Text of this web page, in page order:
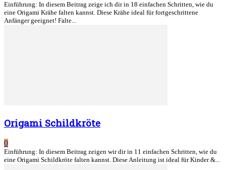
Einführung: In diesem Beitrag zeige ich dir in 18 einfachen Schritten, wie du
eine Origami Krähe falten kannst. Diese Krähe ideal für fortgeschrittene
Anfänger geeignet! Falte...
Origami Schildkröte
0
Einführung: In diesem Beitrag zeigen wir dir in 11 einfachen Schritten, wie du
eine Origami Schildkröte falten kannst. Diese Anleitung ist ideal für Kinder &...